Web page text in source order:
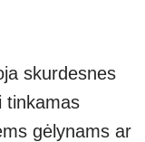
skurdesnes
tinkamas
gėlynams ar